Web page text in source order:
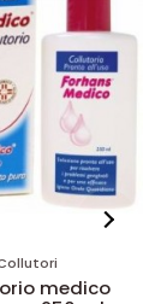
medico